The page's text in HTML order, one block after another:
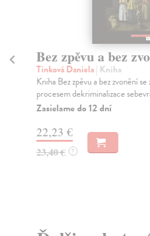
Bez zpěvu a bez
Tinková Daniela| Kniha
Kniha Bez zpěvu a bez zvonění
procesem dekriminalizace
Zasielame do 12 dní
22,23 €
23,40 € ?